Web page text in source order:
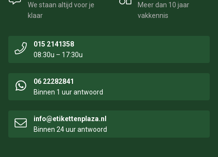
We staan altijd voor je
klaar
Meer dan 10 jaar
vakkennis
015 2141358
08:30u – 17:30u
06 22282841
Binnen 1 uur antwoord
info@etikettenplaza.nl
Binnen 24 uur antwoord